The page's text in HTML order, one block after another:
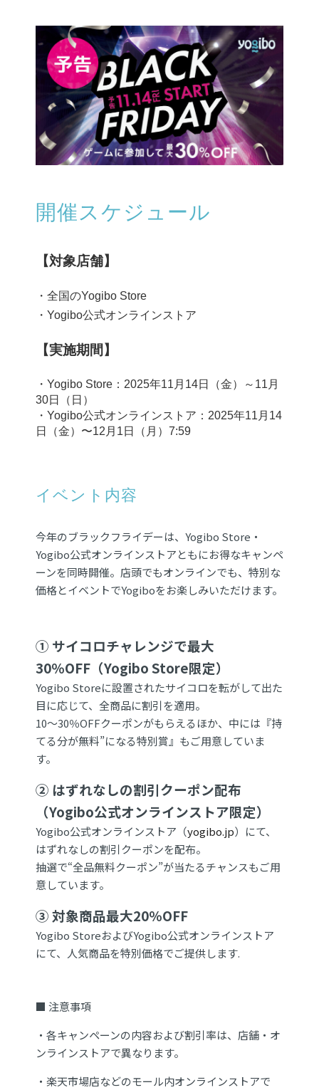
開催スケジュール
【対象店舗】
・全国のYogibo Store
・Yogibo公式オンラインストア
【実施期間】
・Yogibo Store：2025年11月14日（金）～11月
30日（日）
・Yogibo公式オンラインストア：2025年11月14
日（金）〜12月1日（月）7:59
イベント内容
今年のブラックフライデーは、Yogibo Store・
Yogibo公式オンラインストアともにお得なキャンペ
ーンを同時開催。店頭でもオンラインでも、特別な
価格とイベントでYogiboをお楽しみいただけます。
① サイコロチャレンジで最大
30％OFF（Yogibo Store限定）
Yogibo Storeに設置されたサイコロを転がして出た
目に応じて、全商品に割引を適用。
10～30％OFFクーポンがもらえるほか、中には『持
てる分が無料”になる特別賞』もご用意していま
す。
② はずれなしの割引クーポン配布
（Yogibo公式オンラインストア限定）
Yogibo公式オンラインストア（yogibo.jp）にて、
はずれなしの割引クーポンを配布。
抽選で“全品無料クーポン”が当たるチャンスもご用
意しています。
③ 対象商品最大20％OFF
Yogibo StoreおよびYogibo公式オンラインストア
にて、人気商品を特別価格でご提供します.
■ 注意事項
・各キャンペーンの内容および割引率は、店舗・オ
ンラインストアで異なります。
・楽天市場店などのモール内オンラインストアで